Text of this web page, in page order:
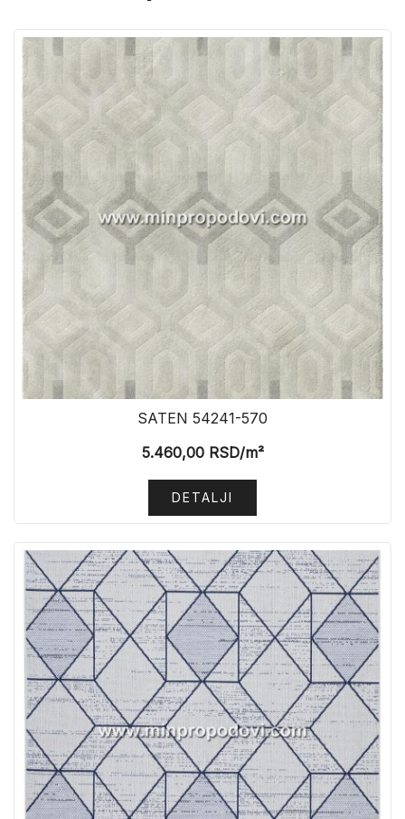
SATEN 54241-570
5.460,00RSD/m²
DETALJI